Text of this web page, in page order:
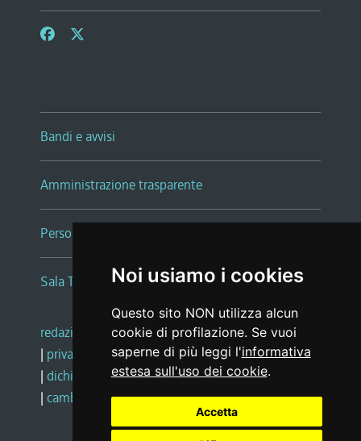
Noi usiamo i cookies
Questo sito NON utilizza alcun
cookie di profilazione. Se vuoi
saperne di più leggi l'informativa
estesa sull'uso dei cookie.
Accetta
Bandi e avvisi
Amministrazione trasparente
Persone e Uffici
Sala Tiziano Tessitori
redazione web |note legali |glossario
| privacy
social media policy
| dichiarazione di accessibilità |feedback
| cambio preferenze cookie